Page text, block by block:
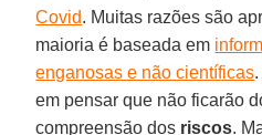
Covid. Muitas razões são
maioria é baseada em
enganosas e não científicas
em pensar que não ficarão
compreensão dos riscos.